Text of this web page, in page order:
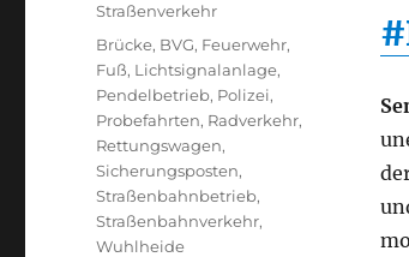
Straßenverkehr
Schlagwörter
Brücke, BVG, Feuerwehr,
Fuß, Lichtsignalanlage,
Pendelbetrieb, Polizei,
Probefahrten, Radverkehr,
Rettungswagen,
Sicherungsposten,
Straßenbahnbetrieb,
Straßenbahnverkehr,
Wuhlheide